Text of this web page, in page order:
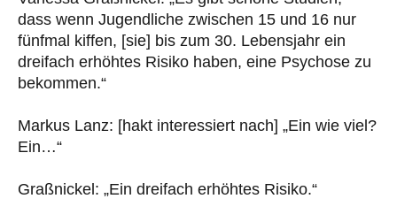
dass wenn Jugendliche zwischen 15 und 16 nur
fünfmal kiffen, [sie] bis zum 30. Lebensjahr ein
dreifach erhöhtes Risiko haben, eine Psychose zu
bekommen.“
Markus Lanz: [hakt interessiert nach] „Ein wie viel?
Ein…“
Graßnickel: „Ein dreifach erhöhtes Risiko.“